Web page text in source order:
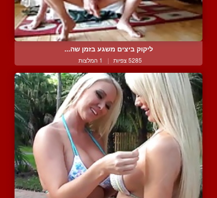
ליקוק ביצים משגע בזמן שה...
5285 צפיות | 1 המלצות